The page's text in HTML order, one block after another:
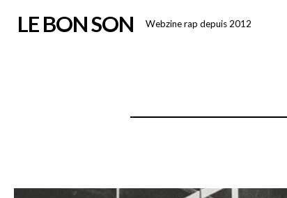
LE BON SON Webzine rap depuis 2012